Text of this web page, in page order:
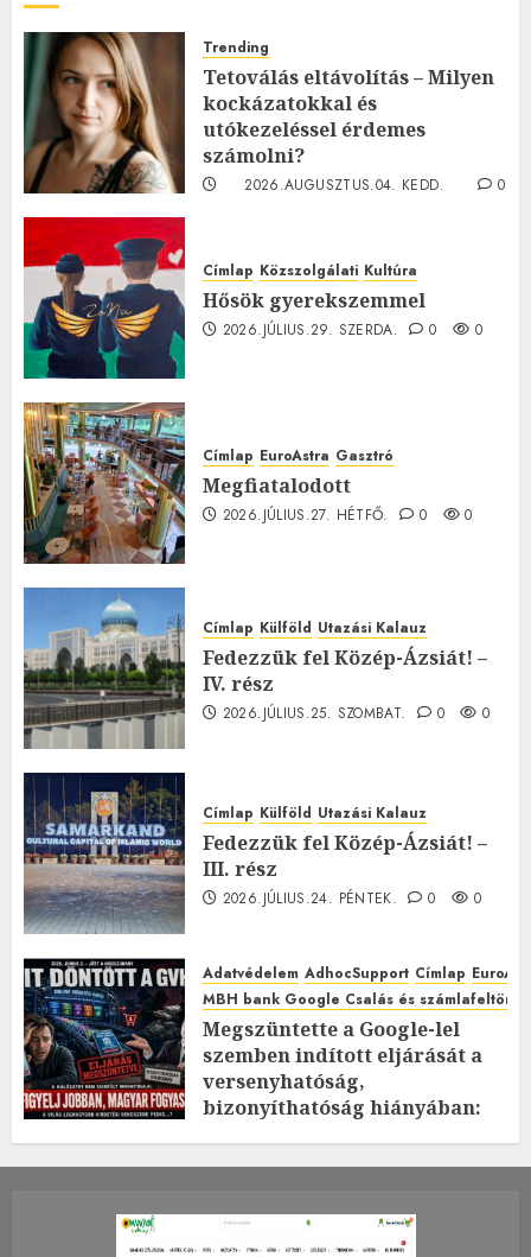
Trending
Tetoválás eltávolítás – Milyen
kockázatokkal és
utókezeléssel érdemes
számolni?
2026.AUGUSZTUS.04. KEDD.
0
Címlap Közszolgálati Kultúra
Hősök gyerekszemmel
2026.JÚLIUS.29. SZERDA. 0 0
Címlap EuroAstra Gasztró
Megfiatalodott
2026.JÚLIUS.27. HÉTFŐ. 0 0
Címlap Külföld Utazási Kalauz
Fedezzük fel Közép-Ázsiát! –
IV. rész
2026.JÚLIUS.25. SZOMBAT. 0 0
Címlap Külföld Utazási Kalauz
Fedezzük fel Közép-Ázsiát! –
III. rész
2026.JÚLIUS.24. PÉNTEK. 0 0
Adatvédelem AdhocSupport Címlap
MBH bank Google Csalás és
Megszüntette a Google-lel
szemben indított eljárását a
versenyhatóság,
bizonyíthatóság hiányában:
2026.JÚLIUS.23. CSÜTÖRTÖK.
0